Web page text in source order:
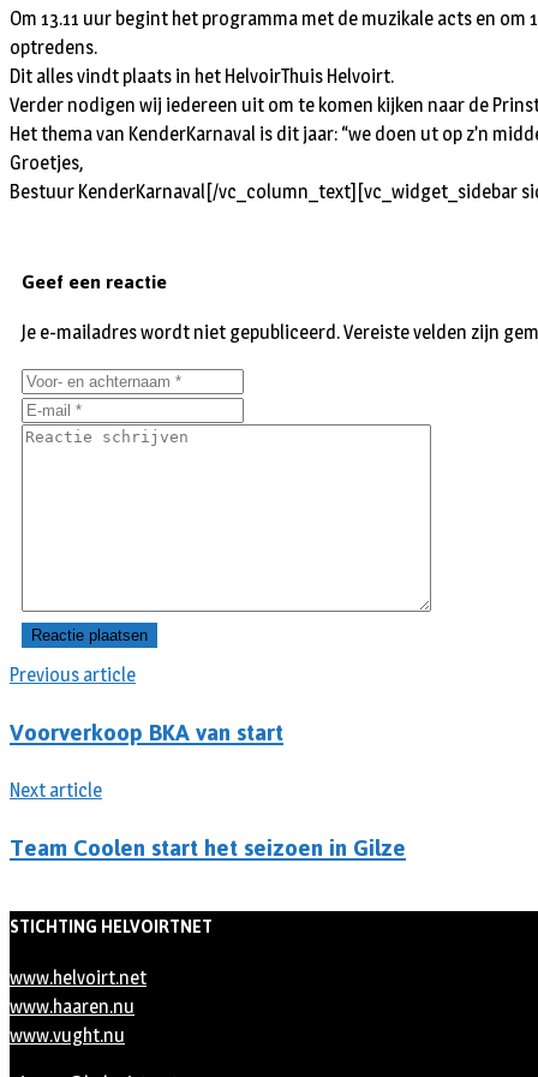
Om 13.11 uur begint het programma met de muzikale acts en
optredens.
Dit alles vindt plaats in het HelvoirThuis Helvoirt.
Verder nodigen wij iedereen uit om te komen kijken naar de
Het thema van KenderKarnaval is dit jaar: “we doen ut op z’n
Groetjes,
Bestuur KenderKarnaval[/vc_column_text][vc_widget_sidebar
Previous article
Voorverkoop BKA van start
Next article
Team Coolen start het seizoen in Gilze
Geef een reactie
Je e-mailadres wordt niet gepubliceerd.Vereiste velden zijn
STICHTING HELVOIRTNET
www.helvoirt.net
www.haaren.nu
www.vught.nu